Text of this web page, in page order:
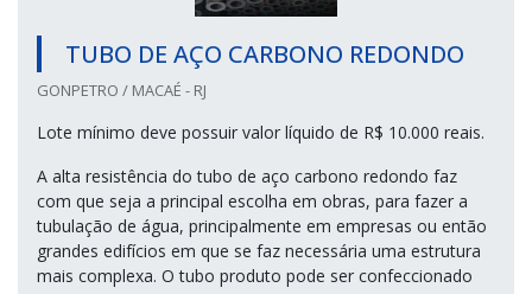
TUBO DE AÇO CARBONO REDONDO
GONPETRO / MACAÉ - RJ
Lote mínimo deve possuir valor líquido de R$ 10.000 reais.
A alta resistência do tubo de aço carbono redondo faz
com que seja a principal escolha em obras, para fazer a
tubulação de água, principalmente em empresas ou então
grandes edifícios em que se faz necessária uma estrutura
mais complexa. O tubo produto pode ser confeccionado